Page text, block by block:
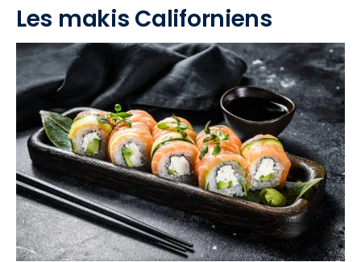
Les makis Californiens